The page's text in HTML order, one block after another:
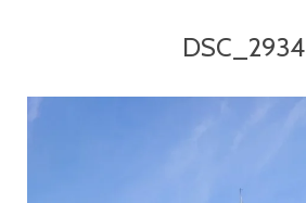
DSC_2934